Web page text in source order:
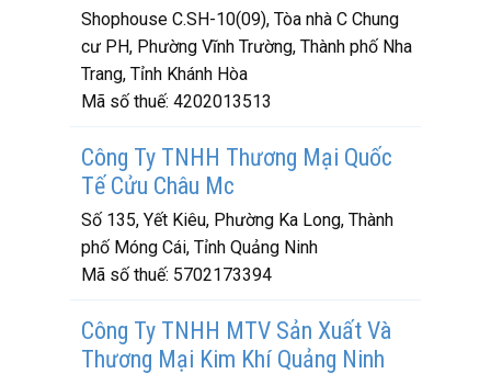
Shophouse C.SH-10(09), Tòa nhà C Chung
cư PH, Phường Vĩnh Trường, Thành phố Nha
Trang, Tỉnh Khánh Hòa
Mã số thuế: 4202013513
Công Ty TNHH Thương Mại Quốc
Tế Cửu Châu Mc
Số 135, Yết Kiêu, Phường Ka Long, Thành
phố Móng Cái, Tỉnh Quảng Ninh
Mã số thuế: 5702173394
Công Ty TNHH MTV Sản Xuất Và
Thương Mại Kim Khí Quảng Ninh